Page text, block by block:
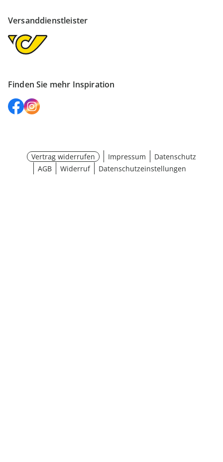
Versanddienstleister
Finden Sie mehr Inspiration
Vertrag widerrufen Impressum
Datenschutz
AGB
Widerruf Datenschutzeinstellungen